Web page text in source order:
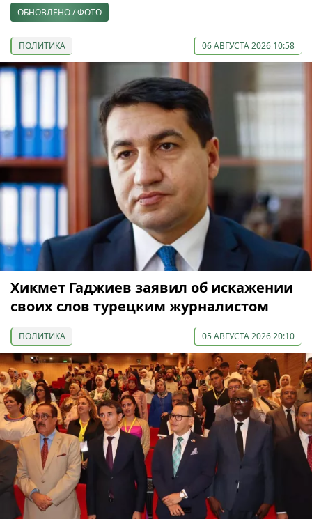
ОБНОВЛЕНО / ФОТО
ПОЛИТИКА 06 АВГУСТА 2026 10:58
Хикмет Гаджиев заявил об искажении
своих слов турецким журналистом
ПОЛИТИКА 05 АВГУСТА 2026 20:10